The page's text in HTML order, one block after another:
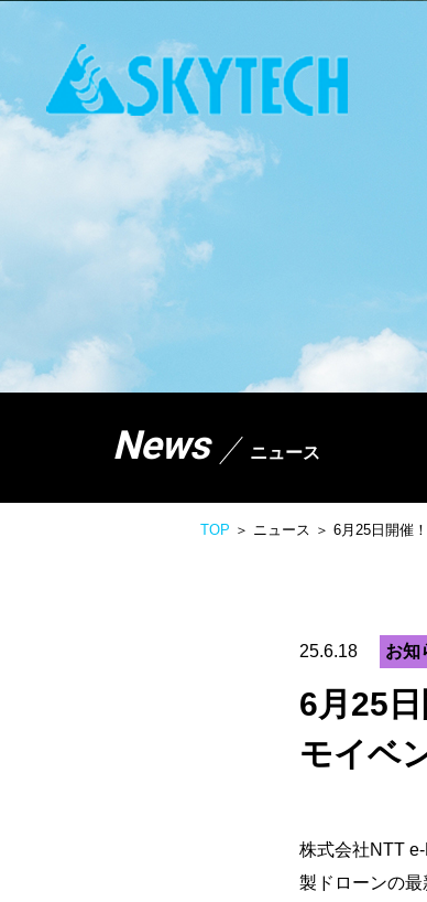
News ニュース
TOP ＞ ニュース ＞ 6月25日開催
25.6.18 お知
6月25
モイベ
株式会社NTT
製ドローンの